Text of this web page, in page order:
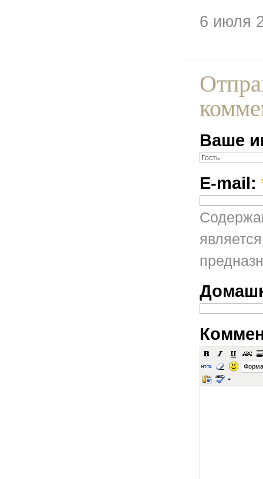
6 июля
Ваше
E-mail: